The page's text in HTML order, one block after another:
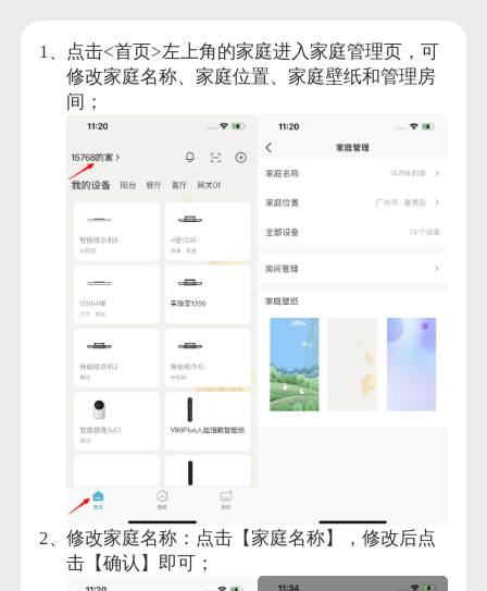
点击<首页>左上角的家庭进入家庭管理页，可
修改家庭名称、家庭位置、家庭壁纸和管理房
间；
修改家庭名称：点击【家庭名称】，修改后点
击【确认】即可；